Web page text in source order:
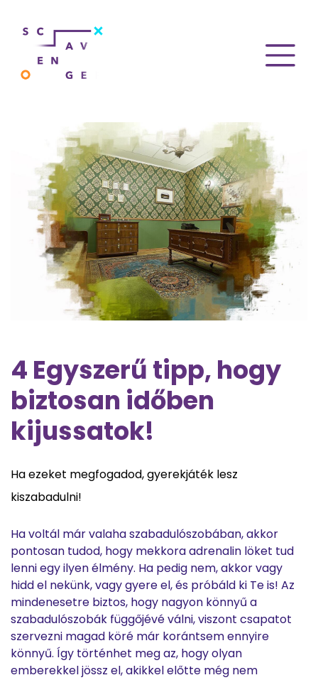
4 Egyszerű tipp, hogy
biztosan időben
kijussatok!
Ha ezeket megfogadod, gyerekjáték lesz
kiszabadulni!
Ha voltál már valaha szabadulószobában, akkor
pontosan tudod, hogy mekkora adrenalin löket tud
lenni egy ilyen élmény. Ha pedig nem, akkor vagy
hidd el nekünk, vagy gyere el, és próbáld ki Te is! Az
mindenesetre biztos, hogy nagyon könnyű a
szabadulószobák függőjévé válni, viszont csapatot
szervezni magad köré már korántsem ennyire
könnyű. Így történhet meg az, hogy olyan
emberekkel jössz el, akikkel előtte még nem